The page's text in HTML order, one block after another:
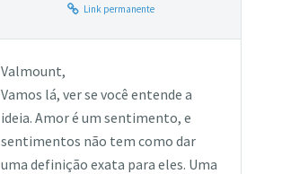
Link permanente
Valmount,
Vamos lá, ver se você entende a
ideia. Amor é um sentimento, e
sentimentos não tem como dar
uma definição exata para eles. Uma